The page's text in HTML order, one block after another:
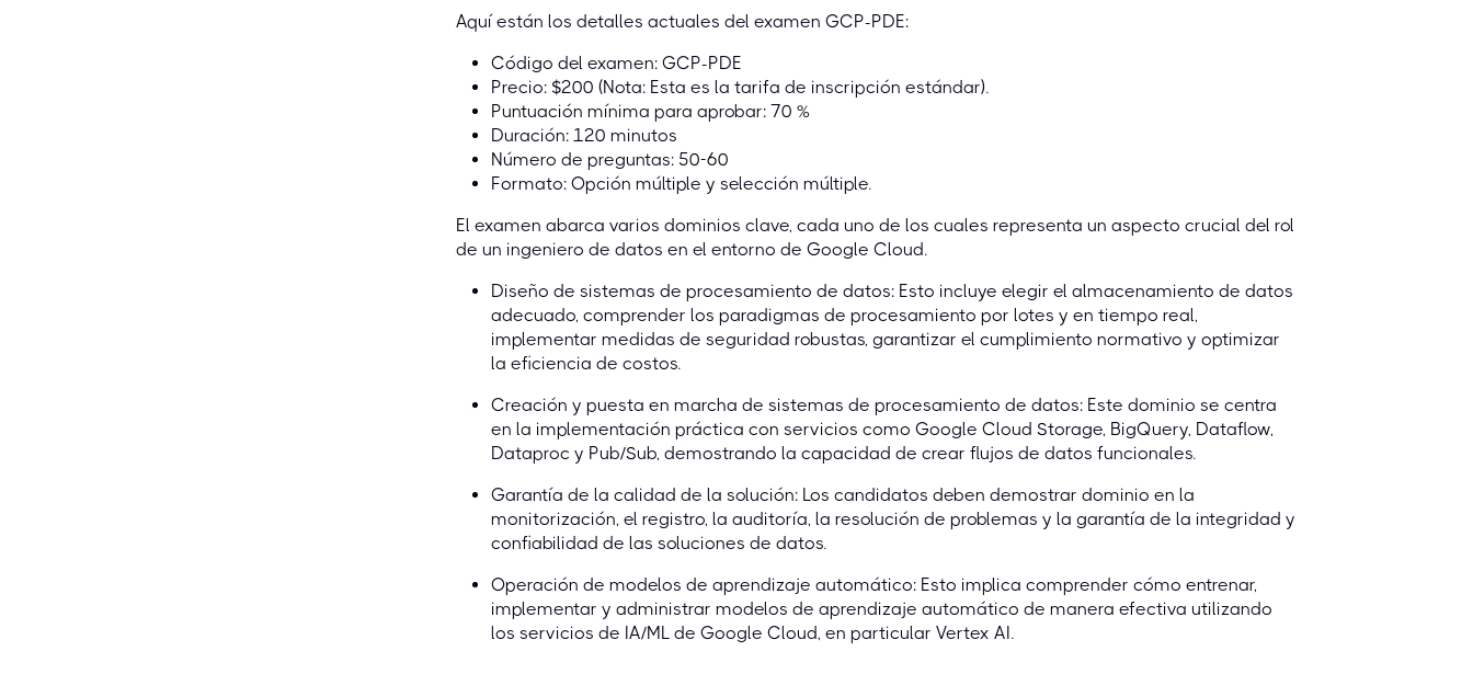
Aquí están los detalles actuales del examen GCP-PDE:
Código del examen: GCP-PDE
Precio: $200 (Nota: Esta es la tarifa de inscripción estándar).
Puntuación mínima para aprobar: 70 %
Duración: 120 minutos
Número de preguntas: 50-60
Formato: Opción múltiple y selección múltiple.
El examen abarca varios dominios clave, cada uno de los cuales representa un aspecto crucial del rol
de un ingeniero de datos en el entorno de Google Cloud.
Diseño de sistemas de procesamiento de datos: Esto incluye elegir el almacenamiento de datos
adecuado, comprender los paradigmas de procesamiento por lotes y en tiempo real,
implementar medidas de seguridad robustas, garantizar el cumplimiento normativo y optimizar
la eficiencia de costos.
Creación y puesta en marcha de sistemas de procesamiento de datos: Este dominio se centra
en la implementación práctica con servicios como Google Cloud Storage, BigQuery, Dataflow,
Dataproc y Pub/Sub, demostrando la capacidad de crear flujos de datos funcionales.
Garantía de la calidad de la solución: Los candidatos deben demostrar dominio en la
monitorización, el registro, la auditoría, la resolución de problemas y la garantía de la integridad y
confiabilidad de las soluciones de datos.
Operación de modelos de aprendizaje automático: Esto implica comprender cómo entrenar,
implementar y administrar modelos de aprendizaje automático de manera efectiva utilizando
los servicios de IA/ML de Google Cloud, en particular Vertex AI.